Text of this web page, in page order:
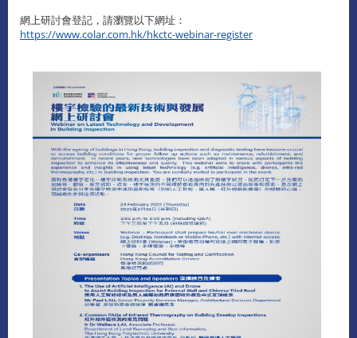
網上研討會登記，請瀏覽以下網址：
https://www.colar.com.hk/hkctc-webinar-register